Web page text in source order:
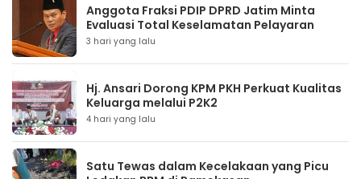
Anggota Fraksi PDIP DPRD Jatim Minta
Evaluasi Total Keselamatan Pelayaran
3 hari yang lalu
Hj. Ansari Dorong KPM PKH Perkuat Kualitas
Keluarga melalui P2K2
4 hari yang lalu
Satu Tewas dalam Kecelakaan yang Picu